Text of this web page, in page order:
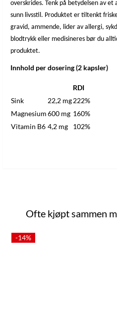
overskrides. Tenk på betydelsen av
sunn livsstil. Produktet er tiltenkt
gravid, ammende, lider av allergi,
blodtrykk eller medisineres bør du
produktet.
Innhold per dosering (2 kapsler)
RDI
Sink
22,2 mg222%
Magnesium600 mg 160%
Vitamin B6 4,2 mg 102%
Ofte kjøpt sammen
-14%